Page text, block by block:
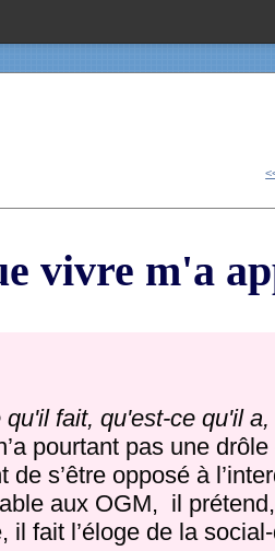
vivre m'a
qu'il fait, qu'est-ce qu'il
pourtant pas une
de s’être opposé à
aux OGM, il
il fait l’éloge de la